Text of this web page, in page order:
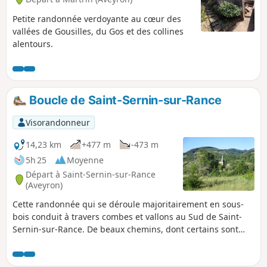
sèches, c’est un patrimoine insoupçonné
qui se dévoile à vos yeux
Petite randonnée verdoyante au cœur des
vallées de Gousilles, du Gos et des collines
alentours.
Boucle de Saint-Sernin-sur-Rance
Visorandonneur
14,23 km
+477 m
-473 m
5h 25
Moyenne
Départ à Saint-Sernin-sur-Rance
(Aveyron)
Cette randonnée qui se déroule majoritairement en sous-
bois conduit à travers combes et vallons au Sud de Saint-
Sernin-sur-Rance. De beaux chemins, dont certains sont
touche sauvage fort agréable. Un grand bol d'air au calme